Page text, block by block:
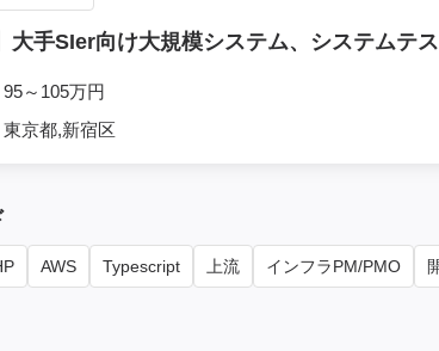
大手SIer向け大規模システム、システムテ
95～105万円
東京都,新宿区
AWS Typescript 上流 インフラPM/PMO